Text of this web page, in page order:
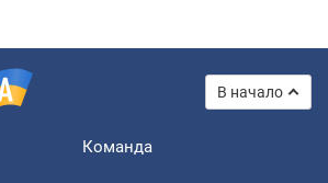
В начало
Команда